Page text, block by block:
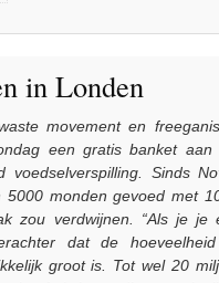
in Londen
movement en
een gratis banket
voedselverspilling. Sinds
5000 monden gevoed met
zou verdwijnen. “Als je je
dat de
groot is. Tot wel 20